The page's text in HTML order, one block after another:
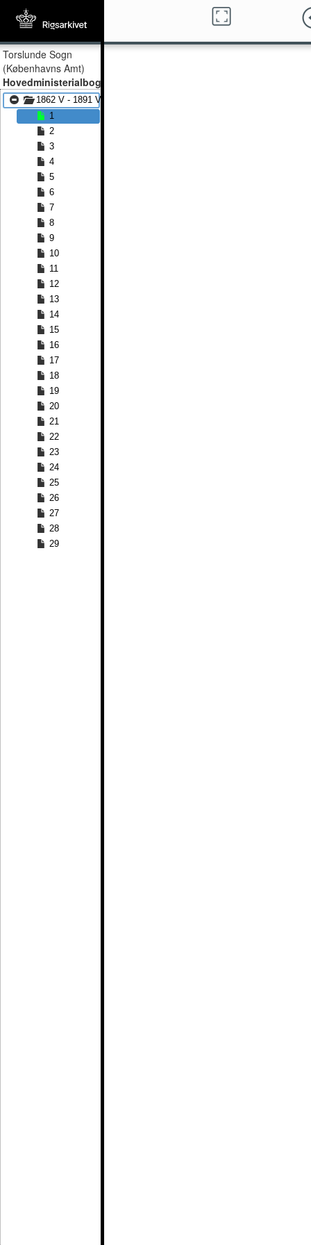
Torslunde Sogn
(Københavns Amt)
Hovedministerialbog
1862 V - 1891 V
1
2
3
4
5
6
7
8
9
10
11
12
13
14
15
16
17
18
19
20
21
22
23
24
25
26
27
28
29